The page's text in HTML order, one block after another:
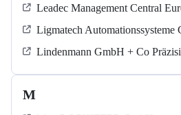
Leadec Management Central
Ligmatech Automationssysteme
Lindenmann GmbH + Co
M